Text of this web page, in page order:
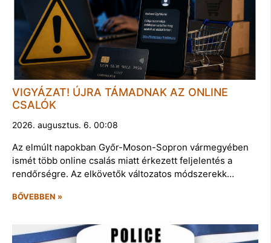
VIGYÁZAT! ÚJRA TÁMADNAK AZ ONLINE
CSALÓK
2026. augusztus. 6. 00:08
Az elmúlt napokban Győr-Moson-Sopron vármegyében
ismét több online csalás miatt érkezett feljelentés a
rendőrségre. Az elkövetők változatos módszerekk…
BŐVEBBEN »